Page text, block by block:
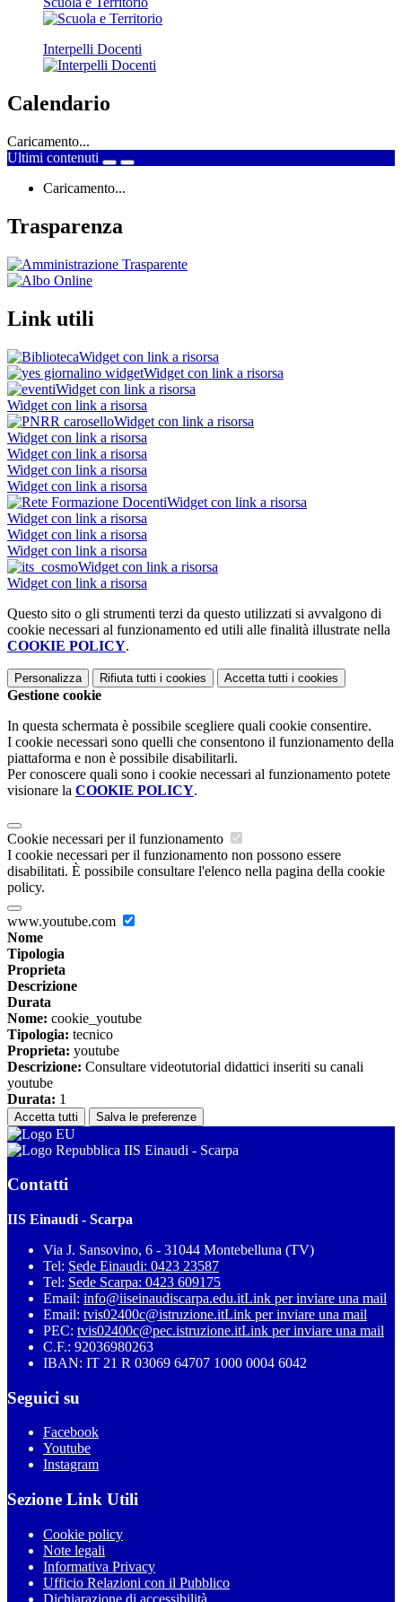
Interpelli Docenti
Calendario
Caricamento...
Ultimi contenuti
Caricamento...
Trasparenza
Link utili
Widget con link a risorsa
Widget con link a risorsa
Widget con link a risorsa
Widget con link a risorsa
Widget con link a risorsa
Widget con link a risorsa
Widget con link a risorsa
Widget con link a risorsa
Widget con link a risorsa
Widget con link a risorsa
Widget con link a risorsa
Widget con link a risorsa
Widget con link a risorsa
Widget con link a risorsa
Widget con link a risorsa
Questo sito o gli strumenti terzi da questo utilizzati si avvalgono di
cookie necessari al funzionamento ed utili alle finalità illustrate nella
COOKIE POLICY.
Personalizza Rifiuta tutti i cookies Accetta tutti i cookies
Gestione cookie
In questa schermata è possibile scegliere quali cookie consentire.
I cookie necessari sono quelli che consentono il funzionamento della
piattaforma e non è possibile disabilitarli.
Per conoscere quali sono i cookie necessari al funzionamento potete
visionare la COOKIE POLICY.
Cookie necessari per il funzionamento
I cookie necessari per il funzionamento non possono essere
disabilitati. È possibile consultare l'elenco nella pagina della cookie
policy.
www.youtube.com
Nome
Tipologia
Proprieta
Descrizione
Durata
Nome: cookie_youtube
Tipologia: tecnico
Proprieta: youtube
Descrizione: Consultare videotutorial didattici inseriti su canali
youtube
Durata: 1
Accetta tutti Salva le preferenze
IIS Einaudi - Scarpa
Contatti
IIS Einaudi - Scarpa
Via J. Sansovino, 6 - 31044 Montebelluna (TV)
Tel: Sede Einaudi: 0423 23587
Tel: Sede Scarpa: 0423 609175
Email: info@iiseinaudiscarpa.edu.itLink per inviare una mail
Email: tvis02400c@istruzione.itLink per inviare una mail
PEC: tvis02400c@pec.istruzione.itLink per inviare una mail
C.F.: 92036980263
IBAN: IT 21 R 03069 64707 1000 0004 6042
Seguici su
Facebook
Youtube
Instagram
Sezione Link Utili
Cookie policy
Note legali
Informativa Privacy
Ufficio Relazioni con il Pubblico
Dichiarazione di accessibilità